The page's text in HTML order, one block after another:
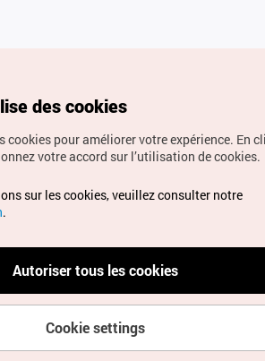
National du Tourisme en Corée.
et demandes de renseignements,
à
des cookies
cookies pour améliorer votre expérience. En
votre accord sur l’utilisation de cookies.
sur les cookies, veuillez consulter notre
.
Autoriser tous les cookies
Cookie settings